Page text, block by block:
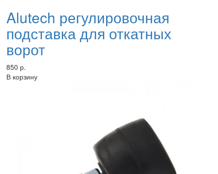
Alutech регулировочная
подставка для откатных
ворот
850 р.
В корзину